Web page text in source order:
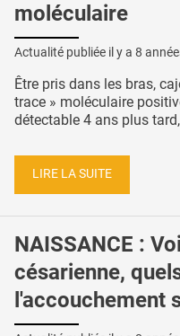
moléculaire
Actualité publiée il y a 8
Être pris dans les bras,
trace » moléculaire
détectable 4 ans plus
LIRE LA SUITE
NAISSANCE :
césarienne,
l'accouchement